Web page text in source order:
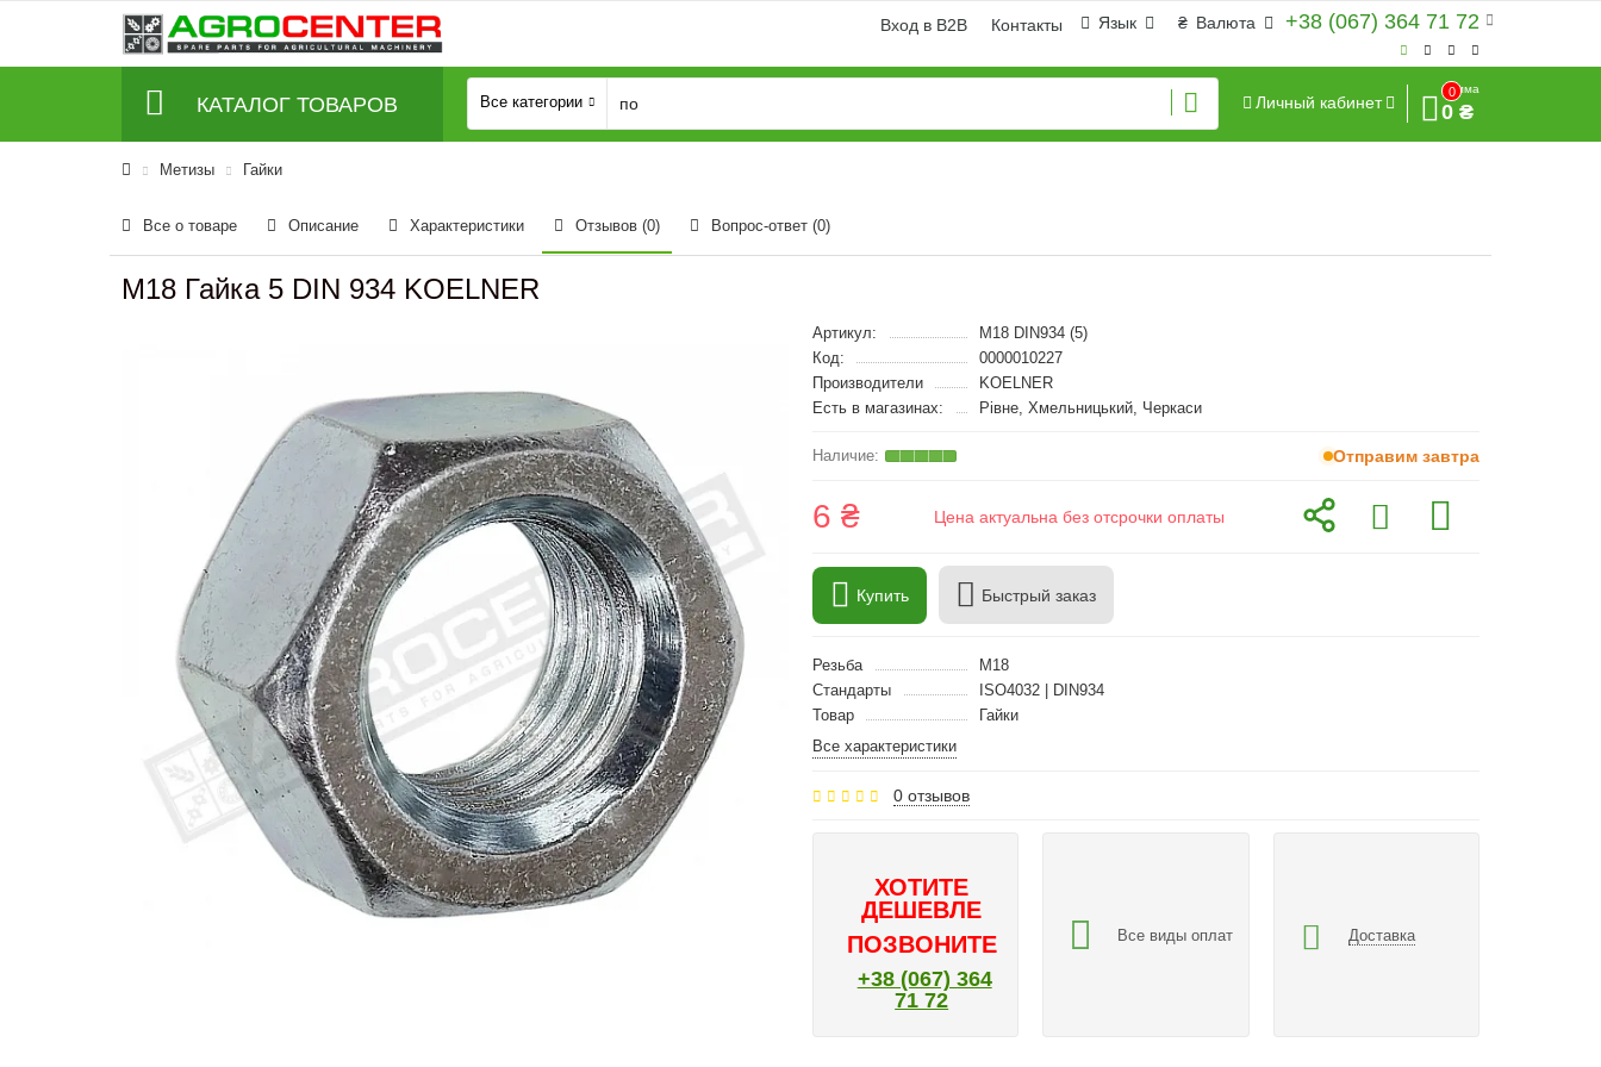
+38 (067) 364 71 72
₴ Валюта
Язык
Вход в B2B Контакты
КАТАЛОГ ТОВАРОВ Все категории Личный кабинет
0
Сумма
0 ₴
Метизы Гайки
Все о товаре Описание Характеристики Отзывов (0) Вопрос-ответ (0)
M18 Гайка 5 DIN 934 KOELNER
Артикул:
M18 DIN934 (5)
Код:
0000010227
Производители
KOELNER
Есть в магазинах:
Рівне, Хмельницький, Черкаси
Отправим завтра
6 ₴ Цена актуальна без отсрочки оплаты
Купить Быстрый заказ
Резьба
M18
Стандарты
ISO4032 | DIN934
Товар
Гайки
Все характеристики
0 отзывов
ХОТИТЕ
ДЕШЕВЛЕ
ПОЗВОНИТЕ
+38 (067) 364
71 72
Все виды оплат Доставка